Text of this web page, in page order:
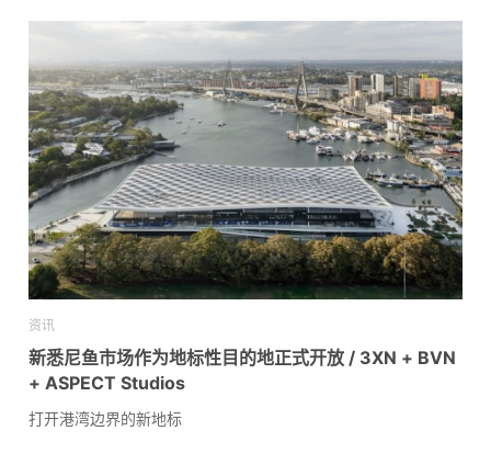
资讯
新悉尼鱼市场作为地标性目的地正式开放 / 3XN + BVN
+ ASPECT Studios
打开港湾边界的新地标